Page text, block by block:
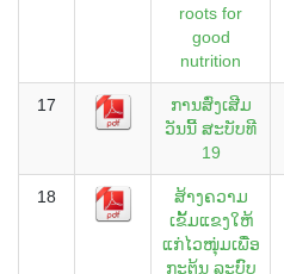
roots for
good
nutrition
17
ການສົ່ງເສີມ
ວັນນີ້ ສະບັບທີ
19
18
ສ້າງຄວາມ
ເຂັ້້ມແຂງໃຫ້
ແກ່່ໄວໜຸ່່ມເພື່່ອ
ກະຕຸ້ນ ລະບົົບ